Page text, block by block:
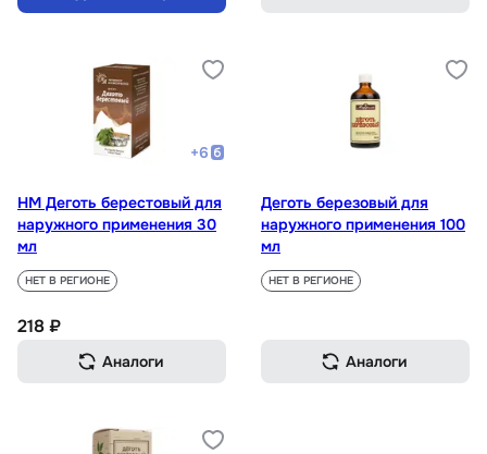
+6
НМ Деготь берестовый для
наружного применения 30
мл
НЕТ В РЕГИОНЕ
218 ₽
Аналоги
Деготь березовый для
наружного применения 100
мл
НЕТ В РЕГИОНЕ
Аналоги